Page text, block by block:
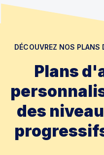
DÉCOUVREZ NOS
Plans
des